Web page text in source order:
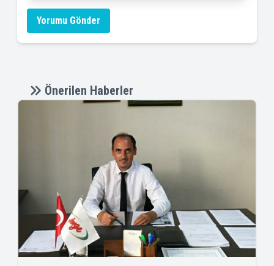
Yorumu Gönder
Önerilen Haberler